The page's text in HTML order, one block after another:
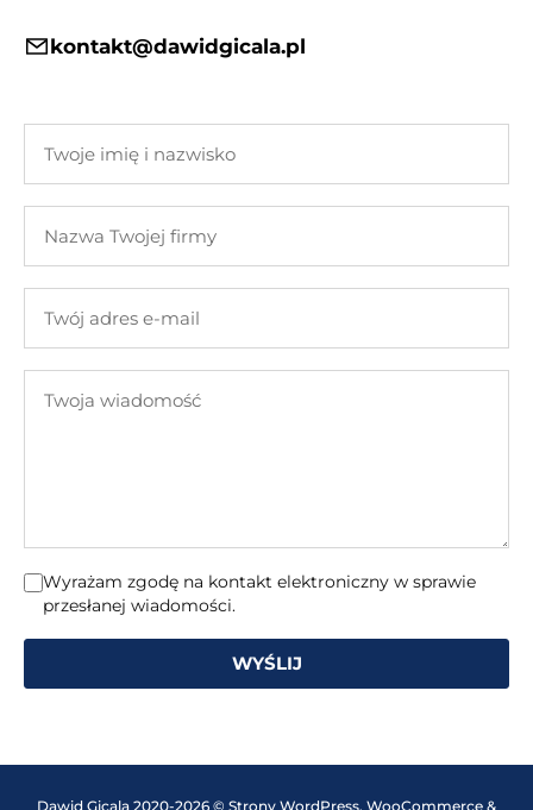
kontakt@dawidgicala.pl
imię
nazwisko
Twojej
adres
mail
wiadomość
Wyrażam zgodę na kontakt elektroniczny w sprawie
przesłanej wiadomości.
WYŚLIJ
Dawid Gicala 2020-2026 © Strony WordPress, WooCommerce &